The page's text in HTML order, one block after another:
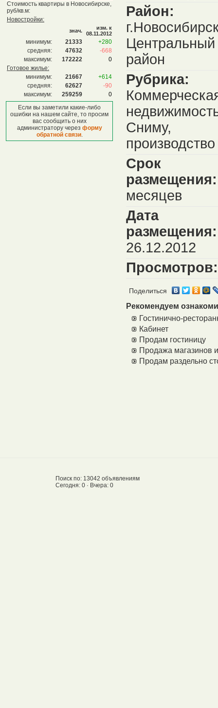
Стоимость квартиры в Новосибирске,
руб/кв.м:
Новостройки:
знач.
изм. к
08.11.2012
минимум: 21333
+280
средняя:
47632
-668
максимум:
172222
0
Готовое жилье:
минимум:
21667
+614
средняя:
62627
-90
максимум:
259259
0
Если вы заметили какие-либо
ошибки на нашем сайте, то просим
вас сообщить о них
администратору через форму
обратной связи.
Район:
Центральный
район
Рубрика:
Сниму,
производство
Срок
размещения:
месяцев
Дата
размещения:
26.12.2012
Просмотров:
Поделиться
Рекомендуем
Гостинично-
Кабинет
Продам гостиницу
Продажа магазинов
Продам раздельно
Поиск по: 13042 объявлениям
Сегодня: 0 · Вчера: 0